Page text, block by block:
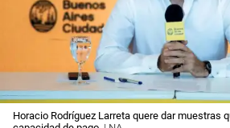
Horacio Rodríguez Larreta quere dar muestras